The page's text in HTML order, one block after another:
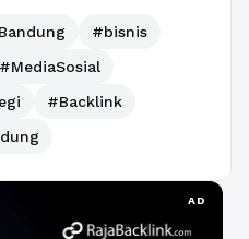
#bisnis
#MediaSosial
#Backlink
AD